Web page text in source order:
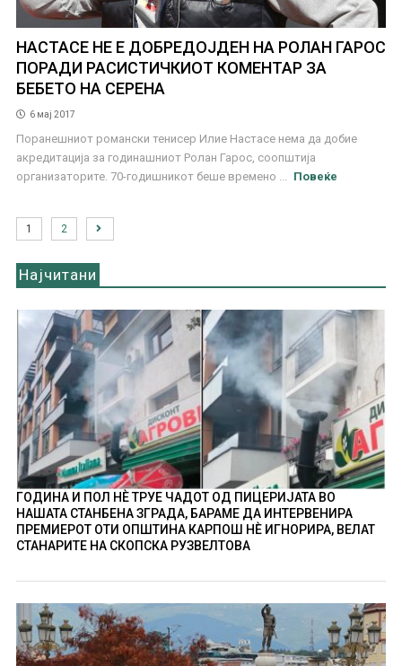
НАСТАСЕ НЕ Е ДОБРЕДОЈДЕН НА РОЛАН ГАРОС
ПОРАДИ РАСИСТИЧКИОТ КОМЕНТАР ЗА
БЕБЕТО НА СЕРЕНА
6 мај 2017
Поранешниот романски тенисер Илие Настасе нема да добие
акредитација за годинашниот Ролан Гарос, соопштија
организаторите. 70-годишникот беше времено ...
Повеќе
1 2
Најчитани
ГОДИНА И ПОЛ НÈ ТРУЕ ЧАДОТ ОД ПИЦЕРИЈАТА ВО
НАШАТА СТАНБЕНА ЗГРАДА, БАРАМЕ ДА ИНТЕРВЕНИРА
ПРЕМИЕРОТ ОТИ ОПШТИНА КАРПОШ НÈ ИГНОРИРА, ВЕЛАТ
СТАНАРИТЕ НА СКОПСКА РУЗВЕЛТОВА